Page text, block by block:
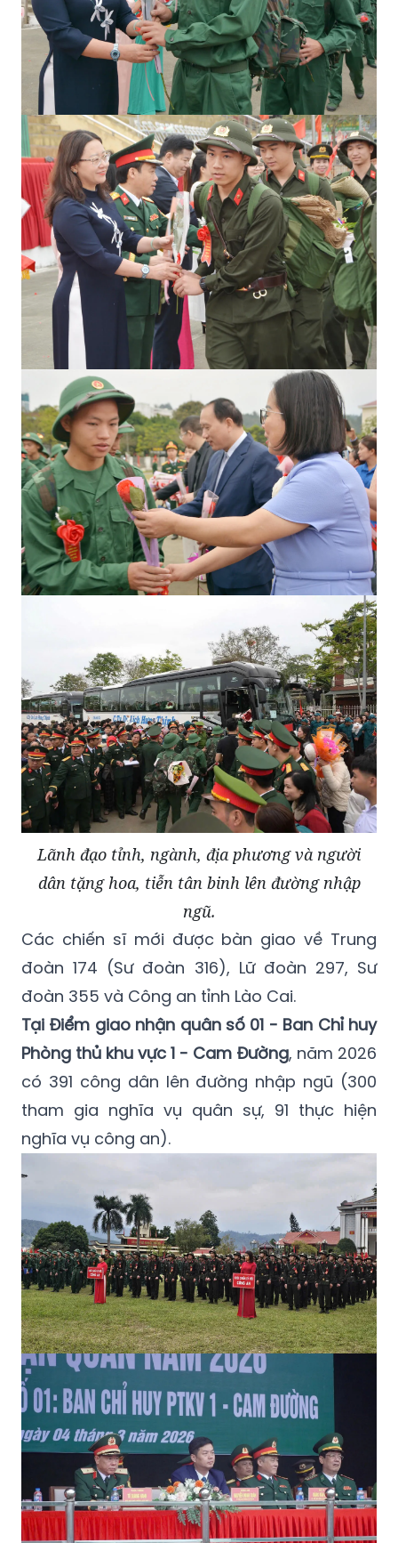
Lãnh đạo tỉnh, ngành, địa phương và người
dân tặng hoa, tiễn tân binh lên đường nhập
ngũ.
Các chiến sĩ mới được bàn giao về Trung
đoàn 174 (Sư đoàn 316), Lữ đoàn 297, Sư
đoàn 355 và Công an tỉnh Lào Cai.
Tại Điểm giao nhận quân số 01 - Ban Chỉ huy
Phòng thủ khu vực 1 - Cam Đường, năm 2026
có 391 công dân lên đường nhập ngũ (300
tham gia nghĩa vụ quân sự, 91 thực hiện
nghĩa vụ công an).